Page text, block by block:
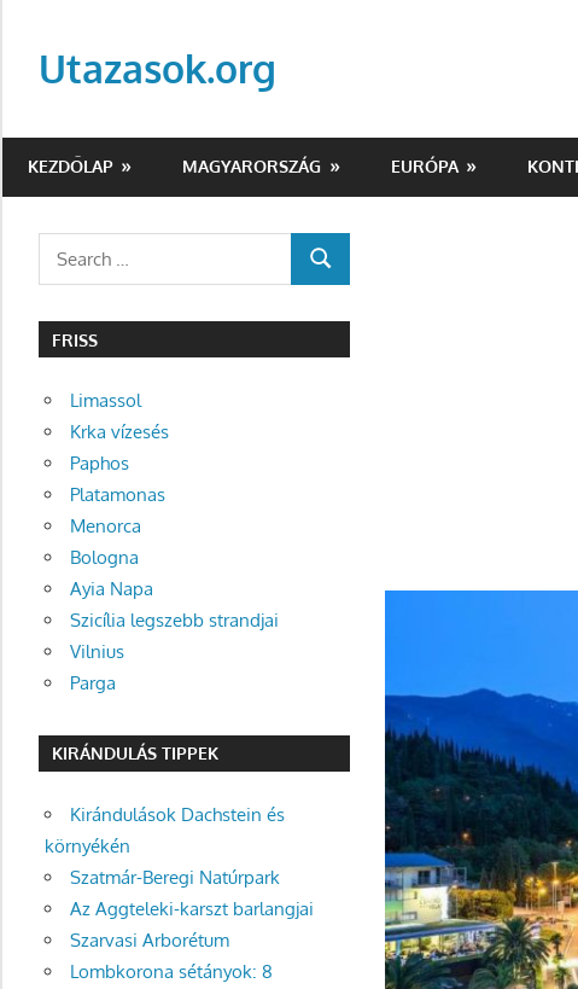
contentUtazasok.org
KEZDŐLAP MAGYARORSZÁG EURÓPA
SEARCH
FRISS
Limassol
Krka vízesés
Paphos
Platamonas
Menorca
Bologna
Ayia Napa
Szicília legszebb strandjai
Vilnius
Parga
KIRÁNDULÁS TIPPEK
Kirándulások Dachstein és
környékén
Szatmár-Beregi Natúrpark
Az Aggteleki-karszt barlangjai
Szarvasi Arborétum
Lombkorona sétányok: 8